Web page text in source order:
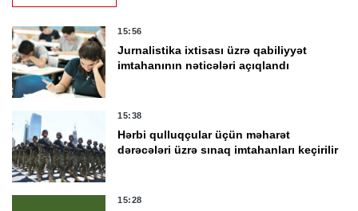
15:56
Jurnalistika ixtisası üzrə qabiliyyət
imtahanının nəticələri açıqlandı
15:38
Hərbi qulluqçular üçün məharət
dərəcələri üzrə sınaq imtahanları keçirilir
15:28